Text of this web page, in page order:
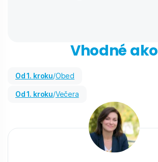
Vhodné ako
od 1. kroku/ Obed
od 1. kroku/ Večera